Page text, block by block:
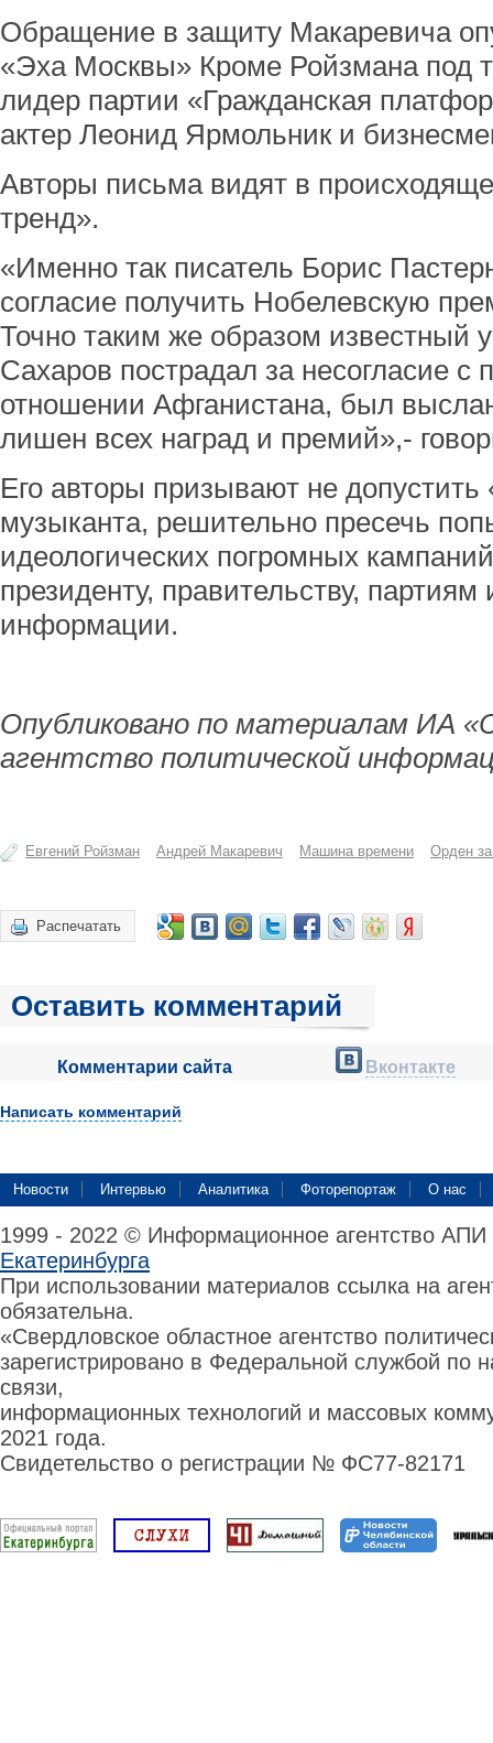
Обращение в защиту Макаревича
«Эха Москвы» Кроме Ройзмана под
лидер партии «Гражданская
актер Леонид Ярмольник и
Авторы письма видят в
тренд».
«Именно так писатель Борис
согласие получить Нобелевскую
Точно таким же образом известный
Сахаров пострадал за несогласие
отношении Афганистана, был
лишен всех наград и премий»,-
Его авторы призывают не допустить
музыканта, решительно пресечь
идеологических погромных
президенту, правительству,
информации.
Опубликовано по материалам ИА
агентство политической
Евгений Ройзман Андрей Макаревич Машина времени Орден
Распечатать
Оставить комментарий
Комментарии сайта Вконтакте
Написать комментарий
Новости Интервью Аналитика Фоторепортаж О нас
1999 - 2022 © Информационное агентство
Екатеринбурга
При использовании материалов ссылка на
обязательна.
«Свердловское областное агентство
зарегистрировано в Федеральной службой по
связи,
информационных технологий и массовых
2021 года.
Свидетельство о регистрации № ФС77-82171